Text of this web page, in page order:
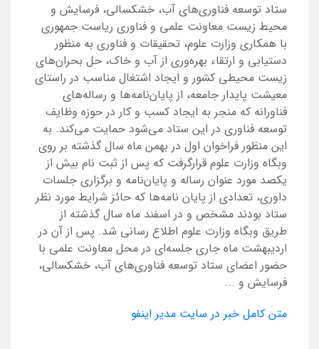
ستاد توسعه فناوری‌های آب، خشکسالی، فرسایش و
محیط زیست معاونت علمی و فناوری ریاست جمهوری
با همکاری وزارت علوم، تحقیقات و فناوری به منظور
دستیابی و ارتقاء بهره‌وری از آب و خاک، حل بحران‌های
زیست محیطی کشور و ایجاد اشتغال مناسب در راستای
معیشت پایدار جامعه، از پایان‌نامه‌ها و رساله‌های
فناورانه که منجر به ایجاد کسب و کار در حوزه وظایف
توسعه فناوری در این ستاد می‌شود حمایت می‌کند. به
این منظور فراخوان اول در بهمن ماه سال گذشته بر روی
وبگاه وزارت علوم قرارگرفت که پس از ثبت نام بیش از
یکصد مورد عنوان رساله و پایان‌نامه و برگزاری جلسات
داوری، تعدادی از پایان نامه‌ها که حائز شرایط مورد نظر
ستاد بودند مشخص و در اسفند ماه سال گذشته از
طریق وبگاه وزارت علوم اطلاع رسانی شد. پس از آن در
اردیبهشت ماه جاری جلسه‌ای در محل معاونت علمی با
حضور اعضای ستاد توسعه فناوری‌های آب، خشکسالی،
فرسایش و ...
متن کامل خبر در سایت مدیر اینفو